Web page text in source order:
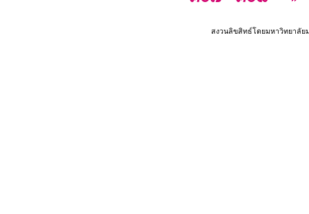
สงวนลิขสิทธ์โดยมหาวิทยาลั